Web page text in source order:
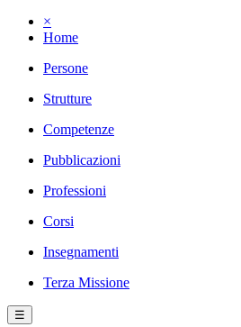
×
Home
Persone
Strutture
Competenze
Pubblicazioni
Professioni
Corsi
Insegnamenti
Terza Missione
☰